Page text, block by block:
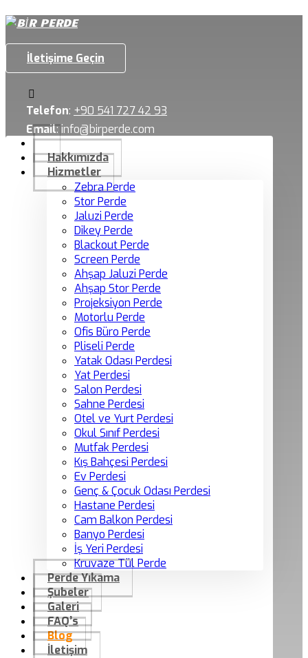
İletişime Geçin
Telefon: +90 541 727 42 93
Email:info@birperde.com
Hakkımızda
Hizmetler
Zebra Perde
Stor Perde
Jaluzi Perde
Dikey Perde
Blackout Perde
Screen Perde
Ahşap Jaluzi Perde
Ahşap Stor Perde
Projeksiyon Perde
Motorlu Perde
Ofis Büro Perde
Pliseli Perde
Yatak Odası Perdesi
Yat Perdesi
Salon Perdesi
Sahne Perdesi
Otel ve Yurt Perdesi
Okul Sınıf Perdesi
Mutfak Perdesi
Kış Bahçesi Perdesi
Ev Perdesi
Genç & Çocuk Odası Perdesi
Hastane Perdesi
Cam Balkon Perdesi
Banyo Perdesi
İş Yeri Perdesi
Kruvaze Tül Perde
Perde Yıkama
Şubeler
Galeri
FAQ’s
Blog
İletişim